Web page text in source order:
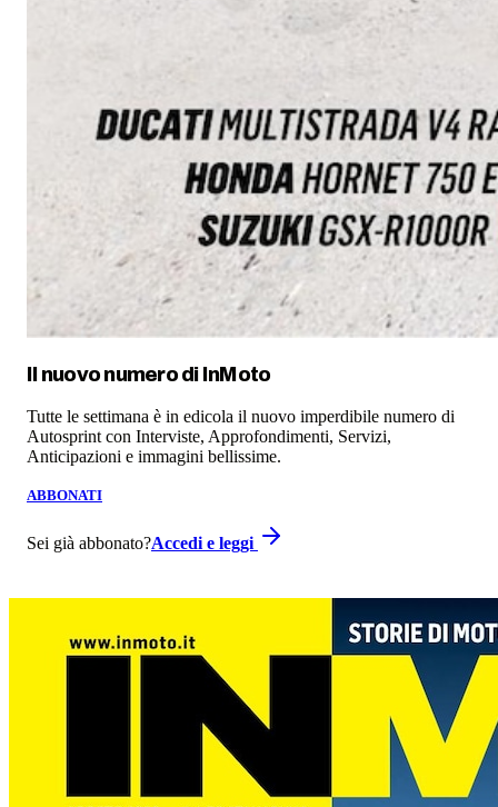
Il nuovo numero di InMoto
Tutte le settimana è in edicola il nuovo imperdibile numero di
Autosprint con Interviste, Approfondimenti, Servizi,
Anticipazioni e immagini bellissime.
ABBONATI
Sei già abbonato?Accedi e leggi